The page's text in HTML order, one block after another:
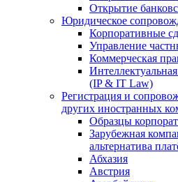
Открытие
Юридическое
Корпоративные
Управление
Коммерческая
(IP & IT Law)
Регистрация и
других иностранных
Образцы
Зарубежная
альтернатива
Абхазия
Австрия